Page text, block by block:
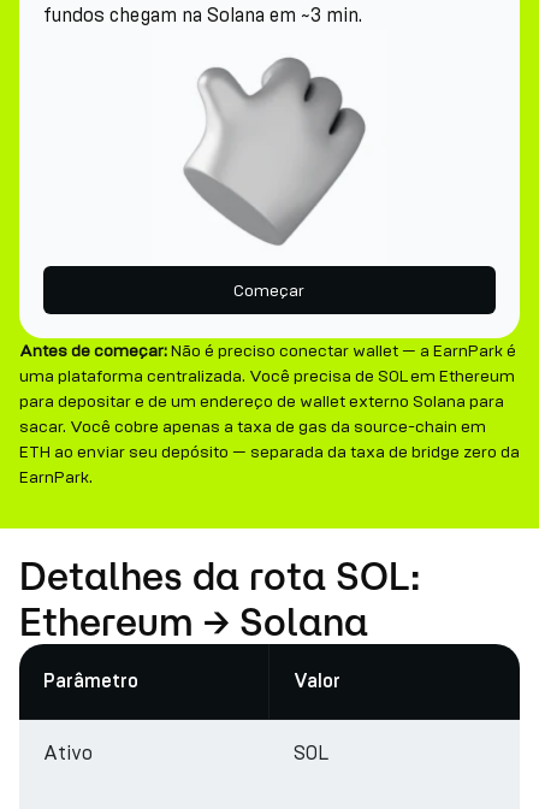
fundos chegam na Solana em ~3 min.
Começar
Antes de começar:Não é preciso conectar wallet — a EarnPark é
uma plataforma centralizada. Você precisa de SOL em Ethereum
para depositar e de um endereço de wallet externo Solana para
sacar. Você cobre apenas a taxa de gas da source-chain em
ETH ao enviar seu depósito — separada da taxa de bridge zero da
EarnPark.
Detalhes da rota SOL:
Ethereum → Solana
Parâmetro Valor
Ativo SOL